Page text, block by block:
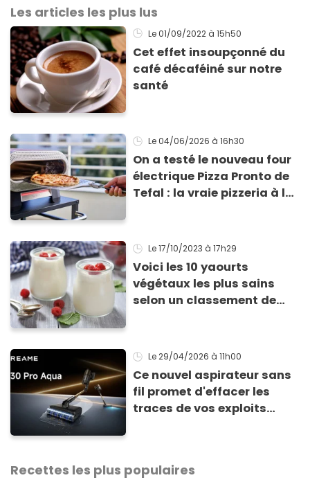
Les articles les plus lus
Le 01/09/2022 à 15h50
Cet effet insoupçonné du
café décaféiné sur notre
santé
Le 04/06/2026 à 16h30
On a testé le nouveau four
électrique Pizza Pronto de
Tefal : la vraie pizzeria à la
Le 17/10/2023 à 17h29
Voici les 10 yaourts
végétaux les plus sains
selon un classement de
Le 29/04/2026 à 11h00
Ce nouvel aspirateur sans
fil promet d'effacer les
traces de vos exploits
Recettes les plus populaires